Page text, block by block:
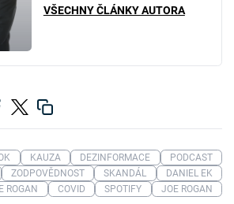
VŠECHNY ČLÁNKY AUTORA
KAUZA DEZINFORMACE
PODCAST
ZODPOVĚDNOST SKANDÁL
DANIEL EK
ROGAN COVID SPOTIFY JOE ROGAN